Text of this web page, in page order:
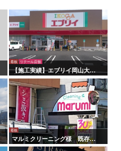
看板 リテール店舗
【施工実績】エブリイ岡山大安
寺店様 店内外看板・サイン
看板
マルミクリーニング様 既存看
板改修・改造工事